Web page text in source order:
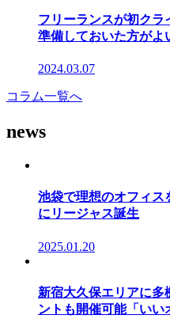
フリーランスが初クラ
準備しておいた方がよ
2024.03.07
コラム一覧へ
news
池袋で理想のオフィス
にリージャス誕生
2025.01.20
新宿大久保エリアに多
ントも開催可能「いい